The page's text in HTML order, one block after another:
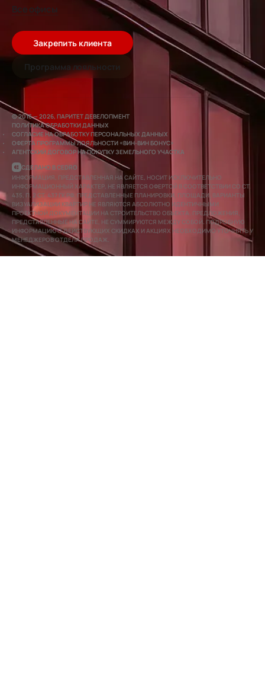
Все офисы
Закрепить клиента
Программа лояльности
© 2016 — 2026, ПАРИТЕТ ДЕВЕЛОПМЕНТ
ПОЛИТИКА ОБРАБОТКИ ДАННЫХ
СОГЛАСИЕ НА ОБРАБОТКУ ПЕРСОНАЛЬНЫХ ДАННЫХ
ОФЕРТА ПРОГРАММЫ ЛОЯЛЬНОСТИ «ВИН-ВИН БОНУС»
АГЕНТСКИЙ ДОГОВОР НА ПОКУПКУ ЗЕМЕЛЬНОГО УЧАСТКА
СДЕЛАНО В CEDRO
ИНФОРМАЦИЯ, ПРЕДСТАВЛЕННАЯ НА САЙТЕ, НОСИТ ИСКЛЮЧИТЕЛЬНО
ИНФОРМАЦИОННЫЙ ХАРАКТЕР, НЕ ЯВЛЯЕТСЯ ОФЕРТОЙ В СООТВЕТСТВИИ СО СТ.
435, П. 2 СТ. 437 ГК РФ. ПРЕДСТАВЛЕННЫЕ ПЛАНИРОВКИ, ПЛОЩАДИ, ВАРИАНТЫ
ВИЗУАЛИЗАЦИИ КВАРТИР НЕ ЯВЛЯЮТСЯ АБСОЛЮТНО ИДЕНТИЧНЫМИ
ПРОЕКТНОЙ ДОКУМЕНТАЦИИ НА СТРОИТЕЛЬСТВО ОБЪЕКТА. ПРЕДЛОЖЕНИЯ,
ПРЕДСТАВЛЕННЫЕ НА САЙТЕ, НЕ СУММИРУЮТСЯ МЕЖДУ СОБОЙ. ПОДРОБНУЮ
ИНФОРМАЦИЮ О ДЕЙСТВУЮЩИХ СКИДКАХ И АКЦИЯХ НЕОБХОДИМО УТОЧНЯТЬ У
МЕНЕДЖЕРОВ ОТДЕЛА ПРОДАЖ.